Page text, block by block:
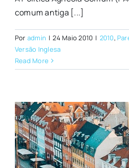
comum antiga [...]
Por admin | 24 Maio 2010 | 2010,
Versão Inglesa
Read More